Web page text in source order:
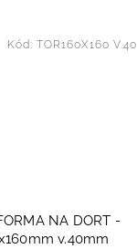
NA DORT -
v.40mm
Kód:TOR160X160 V.40